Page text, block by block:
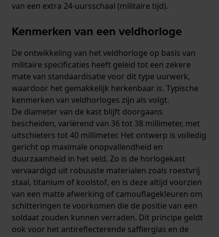
van een extra 24-uursschaal (militaire tijd).
Kenmerken van een veldhorloge
De ontwikkeling van het veldhorloge op basis van
militaire specificaties heeft geleid tot een zekere
mate van standaardisatie voor dit type uurwerk,
waardoor het gemakkelijk herkenbaar is. Typische
kenmerken van veldhorloges zijn als volgt.
De diameter van de kast blijft doorgaans
bescheiden, variërend van 36 tot 38 millimeter, met
uitschieters tot 40 millimeter. Het ontwerp is volledig
gericht op maximale onopvallendheid en
duurzaamheid in het veld. Zo is de horlogekast
vervaardigd uit robuuste materialen zoals roestvrij
staal, titanium of koolstof, en is deze altijd voorzien
van een matte afwerking of camouflagekleuren om
schitteringen te voorkomen die de positie van een
soldaat zouden kunnen verraden. Dit principe geldt
ook voor het antireflecterende saffierglas en de